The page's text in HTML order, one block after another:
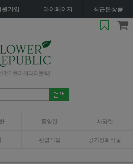
원가입 마이페이지 최근본상품
동양란 서양란
관엽식물 공기정화식물